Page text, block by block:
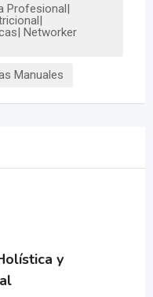
Profesional|
Networker
Manuales
y